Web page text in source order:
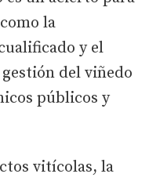
la
y el
del viñedo
públicos y
vitícolas, la